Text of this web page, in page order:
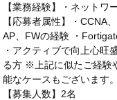
【業務経験】・ネットワ
【応募者属性】・CCNA
AP、FWの経験 ・
・アクティブで向上心旺
る方 ※上記に似たご経験
能なケースもございます
【募集人数】2名